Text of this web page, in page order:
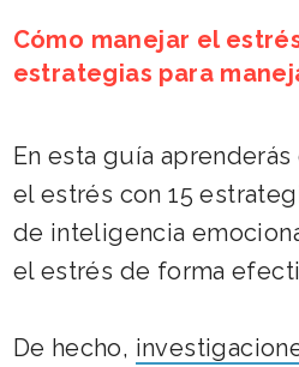
En esta guía
el estrés con15
de inteligencia
el estrés de forma
De hecho,
Cómo manejar el
estrategias para